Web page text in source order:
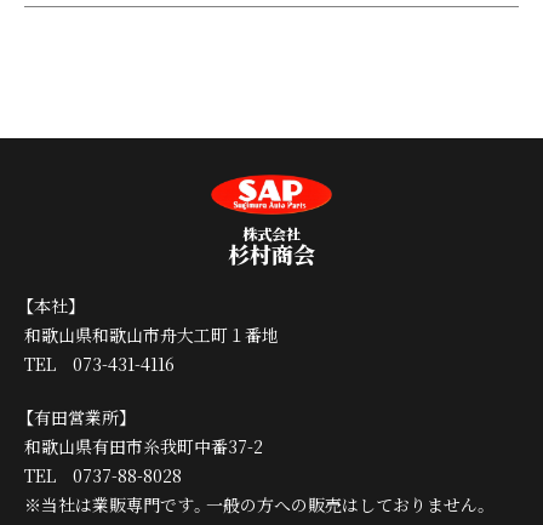
株式会社
杉村商会
【本社】
和歌山県和歌山市舟大工町１番地
TEL 073-431-4116
【有田営業所】
和歌山県有田市糸我町中番37-2
TEL 0737-88-8028
※当社は業販専門です。一般の方への販売はしておりません。